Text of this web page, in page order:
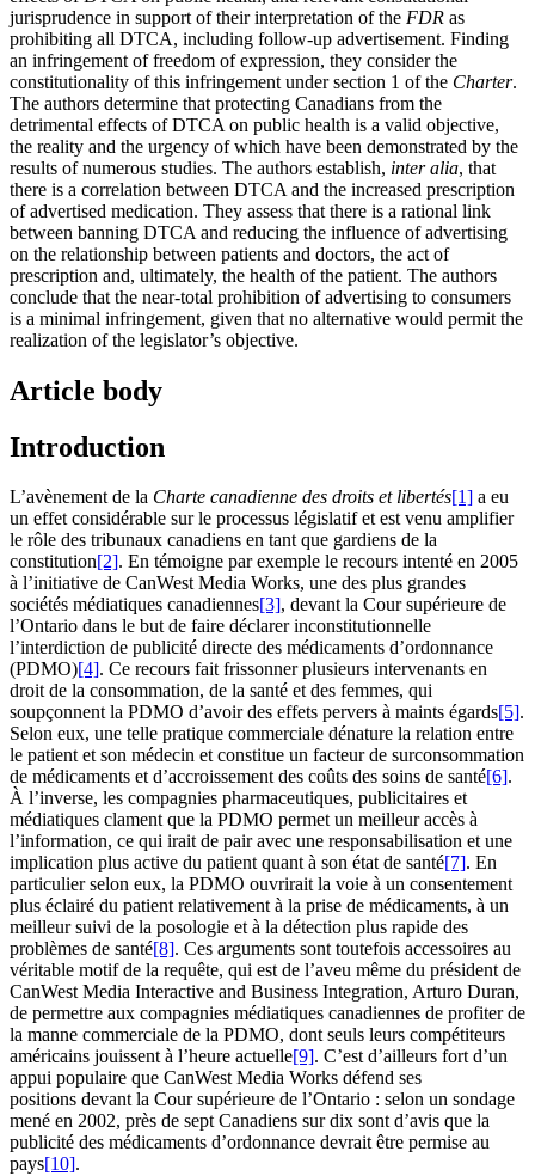
jurisprudence in support of their interpretation of the FDR as
prohibiting all DTCA, including follow-up advertisement. Finding
an infringement of freedom of expression, they consider the
constitutionality of this infringement under section 1 of the Charter.
The authors determine that protecting Canadians from the
detrimental effects of DTCA on public health is a valid objective,
the reality and the urgency of which have been demonstrated by the
results of numerous studies. The authors establish, inter alia, that
there is a correlation between DTCA and the increased prescription
of advertised medication. They assess that there is a rational link
between banning DTCA and reducing the influence of advertising
on the relationship between patients and doctors, the act of
prescription and, ultimately, the health of the patient. The authors
conclude that the near-total prohibition of advertising to consumers
is a minimal infringement, given that no alternative would permit the
realization of the legislator’s objective.
Article body
Introduction
L’avènement de la Charte canadienne des droits et libertés[1] a eu
un effet considérable sur le processus législatif et est venu amplifier
le rôle des tribunaux canadiens en tant que gardiens de la
constitution[2]. En témoigne par exemple le recours intenté en 2005
à l’initiative de CanWest Media Works, une des plus grandes
sociétés médiatiques canadiennes[3], devant la Cour supérieure de
l’Ontario dans le but de faire déclarer inconstitutionnelle
l’interdiction de publicité directe des médicaments d’ordonnance
(PDMO)[4]. Ce recours fait frissonner plusieurs intervenants en
droit de la consommation, de la santé et des femmes, qui
soupçonnent la PDMO d’avoir des effets pervers à maints égards[5].
Selon eux, une telle pratique commerciale dénature la relation entre
le patient et son médecin et constitue un facteur de surconsommation
de médicaments et d’accroissement des coûts des soins de santé[6].
À l’inverse, les compagnies pharmaceutiques, publicitaires et
médiatiques clament que la PDMO permet un meilleur accès à
l’information, ce qui irait de pair avec une responsabilisation et une
implication plus active du patient quant à son état de santé[7]. En
particulier selon eux, la PDMO ouvrirait la voie à un consentement
plus éclairé du patient relativement à la prise de médicaments, à un
meilleur suivi de la posologie et à la détection plus rapide des
problèmes de santé[8]. Ces arguments sont toutefois accessoires au
véritable motif de la requête, qui est de l’aveu même du président de
CanWest Media Interactive and Business Integration, Arturo Duran,
de permettre aux compagnies médiatiques canadiennes de profiter de
la manne commerciale de la PDMO, dont seuls leurs compétiteurs
américains jouissent à l’heure actuelle[9]. C’est d’ailleurs fort d’un
appui populaire que CanWest Media Works défend ses
positions devant la Cour supérieure de l’Ontario : selon un sondage
mené en 2002, près de sept Canadiens sur dix sont d’avis que la
publicité des médicaments d’ordonnance devrait être permise au
pays[10].